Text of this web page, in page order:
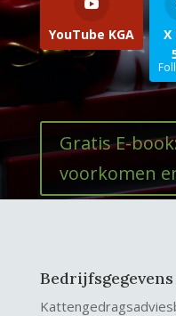
YouTube KGA
X
Gratis E-
voorkomen
Bedrijfsgegevens